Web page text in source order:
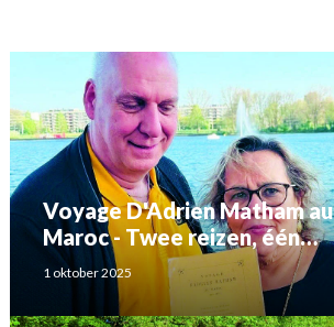
Voyage D'Adrien Matham au
Maroc - Twee reizen, één
verhaal: Adriaan Matham en
Rahma el Mouden
1 oktober 2025